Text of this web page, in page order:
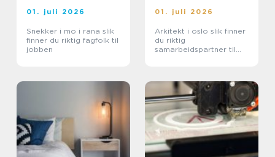
01. juli 2026
Snekker i mo i rana slik
finner du riktig fagfolk til
jobben
01. juli 2026
Arkitekt i oslo slik finner
du riktig
samarbeidspartner til